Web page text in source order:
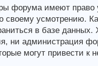
форума имеют право
усмотрению.
в базе данных.
ни администрация
могут привести к